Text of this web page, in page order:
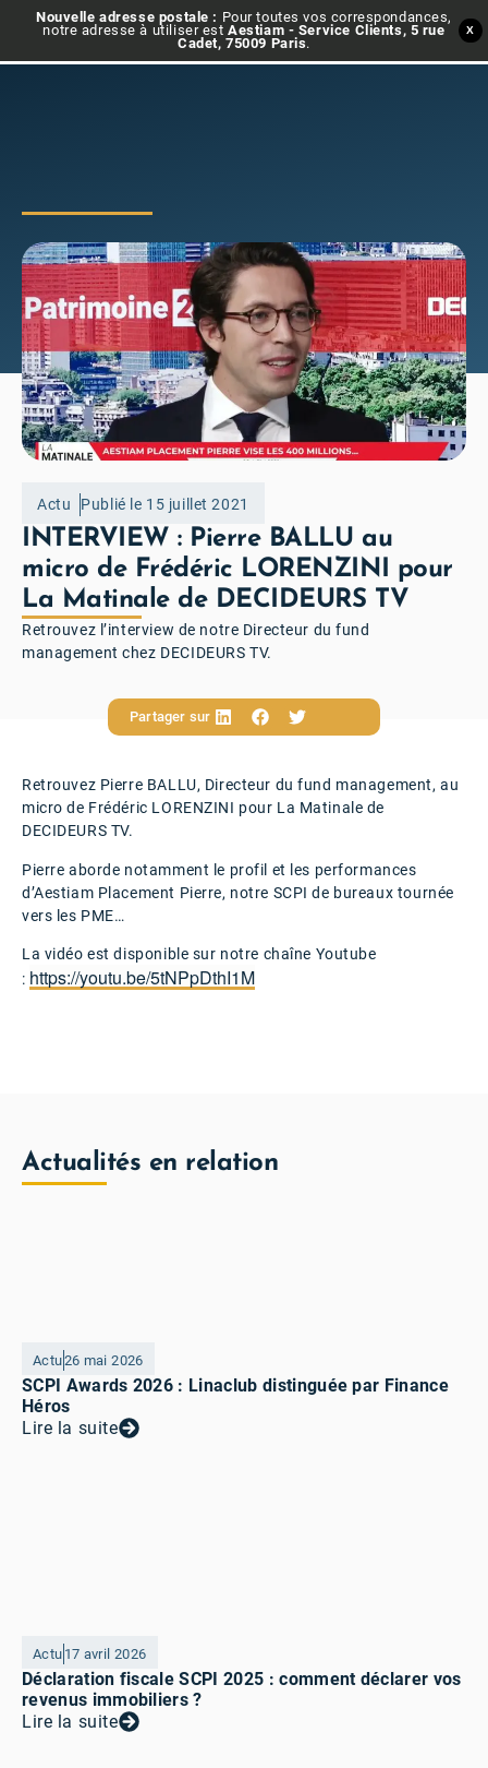
X
Nouvelle adresse postale : Pour toutes vos correspondances,
notre adresse à utiliser estAestiam - Service Clients, 5 rue
Cadet, 75009 Paris.
Actu Publié le 15 juillet 2021
INTERVIEW : Pierre BALLU au
micro de Frédéric LORENZINI pour
La Matinale de DECIDEURS TV
Retrouvez l’interview de notre Directeur du fund
management chez DECIDEURS TV.
Partager sur
Retrouvez Pierre BALLU, Directeur du fund management, au
micro de Frédéric LORENZINI pour La Matinale de
DECIDEURS TV.
Pierre aborde notamment le profil et les performances
d’Aestiam Placement Pierre, notre SCPI de bureaux tournée
vers les PME…
La vidéo est disponible sur notre chaîne Youtube
: https://youtu.be/5tNPpDthI1M
Actualités en relation
Actu26 mai 2026
SCPI Awards 2026 : Linaclub distinguée par Finance
Héros
Lire la suite
Actu 17 avril 2026
Déclaration fiscale SCPI 2025 : comment déclarer vos
revenus immobiliers ?
Lire la suite